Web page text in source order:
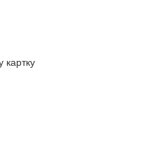
картку